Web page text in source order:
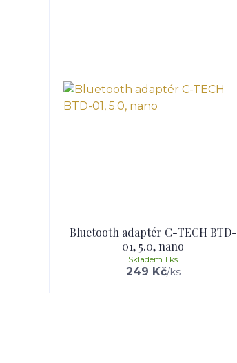
Bluetooth adaptér C-TECH BTD-
01, 5.0, nano
249 Kč/ks
Skladem 1 ks